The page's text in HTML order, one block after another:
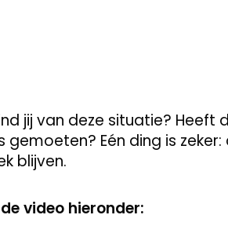
jij van deze situatie?
gemoeten? Eén ding is
blijven.
video hieronder: